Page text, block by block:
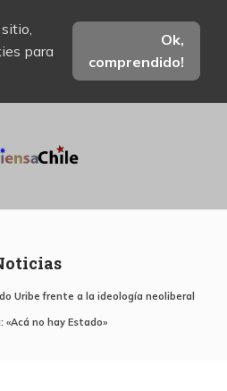
para
Ok,
comprendido!
Uribe frente a la ideología neoliberal
no hay Estado»